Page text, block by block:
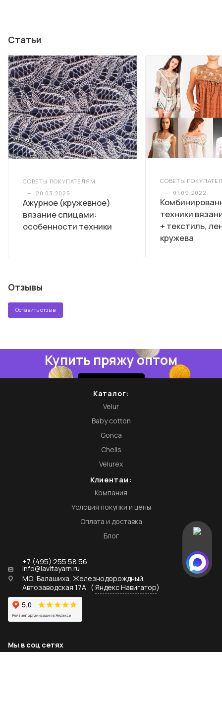
Статьи
СОВЕТЫ ПОКУПАТЕЛЯМ
—
20.03.2025
Ажурное (кружевное)
вязание спицами:
особенности техники
СОВЕТЫ
—
01.09.2022
техники
+ текстиль,
кружева
Отзывы
Оставить отзыв
Купить пряжу оптом
Каталог:
Velur
Baby cotton
Gonca
Chells
Velurex
Клиентам:
Компания
Условия покупки и цены
Оплата и доставка
Блог
+7 (495) 255 58 56
info@lavitayarn.ru
МО, Балашиха, Железнодорождный,
Автозаводская 17А (Яндекс Навигатор)
Мы в соц сетях